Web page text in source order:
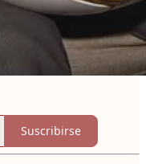
Suscribirse